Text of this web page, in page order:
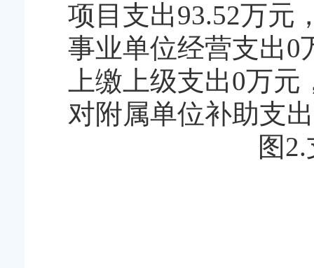
项目支出93.52万元
事业单位经营支出0
上缴上级支出0万元
对附属单位补助支
图